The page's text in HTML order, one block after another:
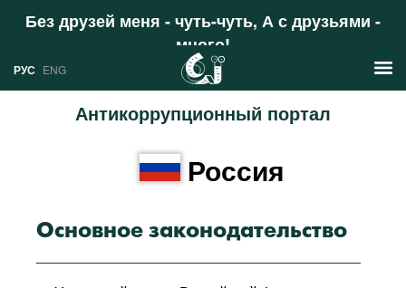
Без друзей меня - чуть-чуть, А с друзьями -
много!
Поддержать
РУС ENG
Антикоррупционный портал
Новости
Аналитика
Профили
Стран
Россия
Основное законодательство